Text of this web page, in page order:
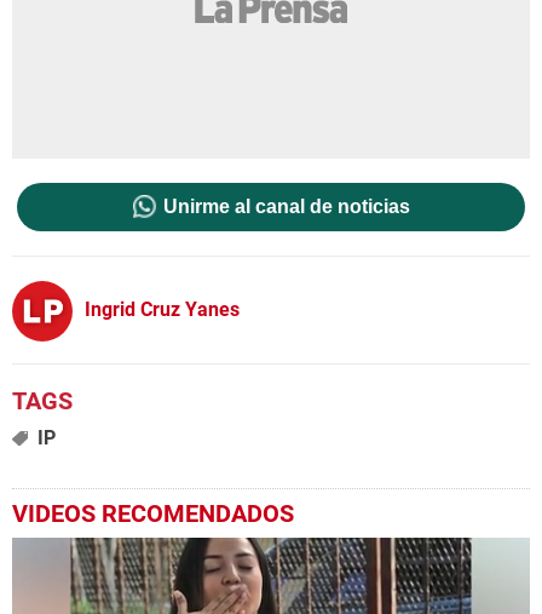
Unirme al canal de noticias
Ingrid Cruz Yanes
IP
VIDEOS RECOMENDADOS